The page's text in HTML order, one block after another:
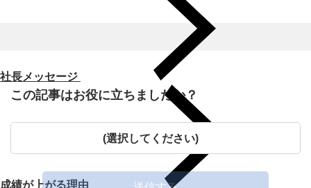
社長メッセージ
成績が上がる理由
この記事はお役に立ちましたか？
(選択してください)